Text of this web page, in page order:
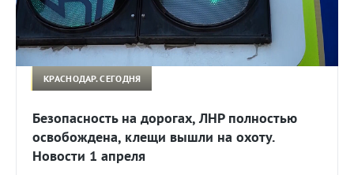
КРАСНОДАР. СЕГОДНЯ
Безопасность на дорогах, ЛНР полностью
освобождена, клещи вышли на охоту.
Новости 1 апреля